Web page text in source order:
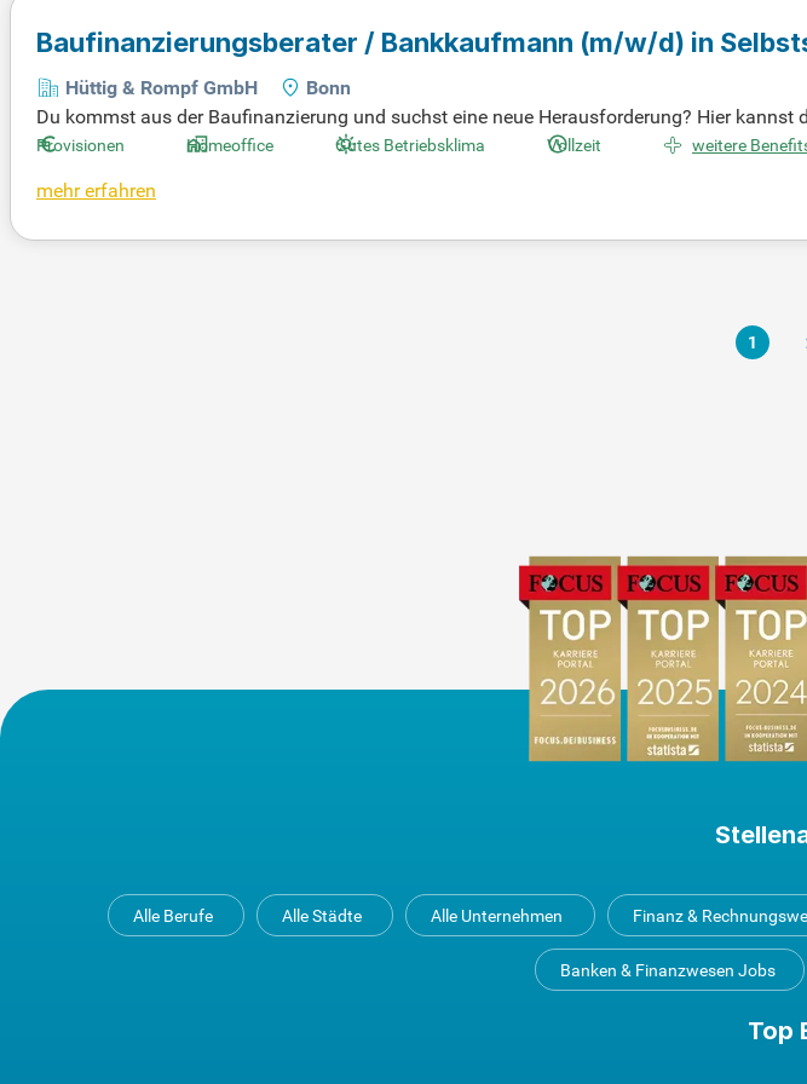
Baufinanzierungsberater / Bankkaufmann (m/w/d) in
Hüttig & Rompf GmbH
Bonn
Du kommst aus der Baufinanzierung und suchst eine neue Herausforderung? Hier
Routine. Deine Beratungsweise ist klar, verlässlich und auf Augenhöhe: Vertrauen ist der
Bei uns bist du kein „Vertriebler“, sondern ein Partner auf Augenhöhe, was deine Karriere
Provisionen Homeoffice Gutes Betriebsklima Vollzeit weitere
mehr erfahren
1
Alle Berufe Alle Städte Alle Unternehmen Finanz &
Banken & Finanzwesen Jobs
Top